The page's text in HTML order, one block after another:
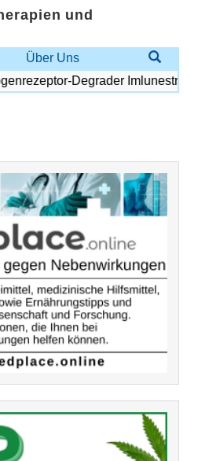
und
Über Uns
Degrader Imlunestrant: